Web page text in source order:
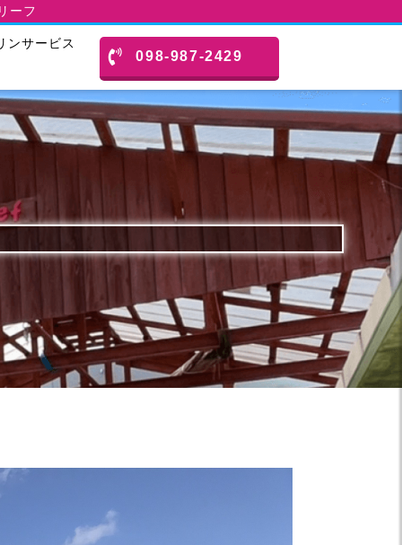
ーフ
ンサービス
098-987-2429